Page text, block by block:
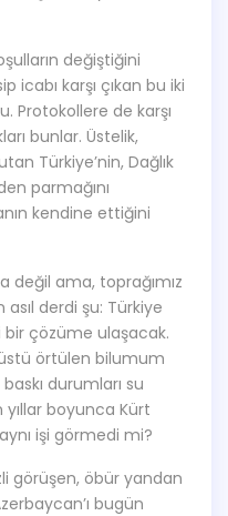
değiştiğini
icabı karşı çıkan bu iki
Protokollere de karşı
bunlar. Üstelik,
Türkiye’nin, Dağlık
parmağını
kendine ettiğini
değil ama, toprağımız
derdi şu: Türkiye
bir çözüme ulaşacak.
örtülen bilumum
durumları su
yıllar boyunca Kürt
işi görmedi mi?
görüşen, öbür yandan
bugün